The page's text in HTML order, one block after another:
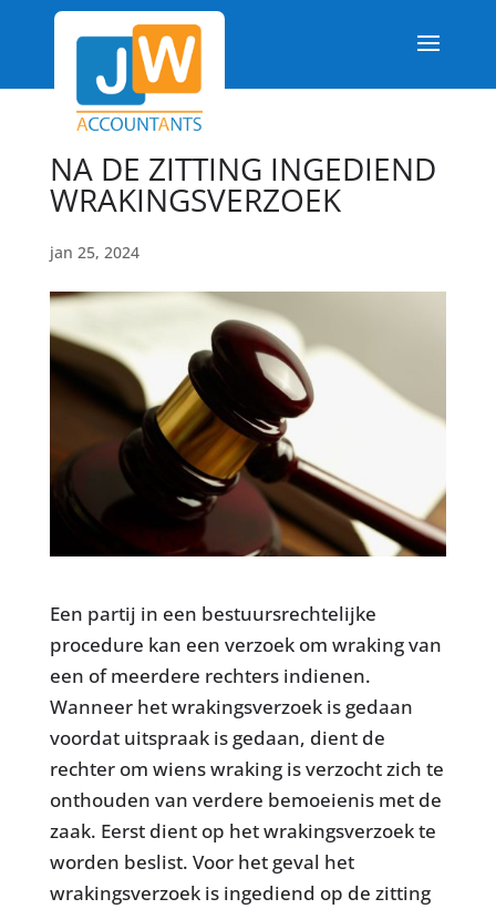
NA DE ZITTING INGEDIEND
WRAKINGSVERZOEK
jan 25, 2024
Een partij in een bestuursrechtelijke
procedure kan een verzoek om wraking van
een of meerdere rechters indienen.
Wanneer het wrakingsverzoek is gedaan
voordat uitspraak is gedaan, dient de
rechter om wiens wraking is verzocht zich te
onthouden van verdere bemoeienis met de
zaak. Eerst dient op het wrakingsverzoek te
worden beslist. Voor het geval het
wrakingsverzoek is ingediend op de zitting